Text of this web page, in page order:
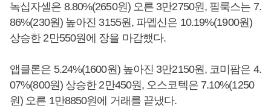
녹십자셀은 8.80%(2650원) 오른 3만2750원, 필룩스는 7.
86%(230원) 높아진 3155원, 파멥신은 10.19%(1900원)
상승한 2만550원에 장을 마감했다.
앱클론은 5.24%(1600원) 높아진 3만2150원, 코미팜은 4.
07%(800원) 상승한 2만450원, 오스코텍은 7.10%(1250
원) 오른 1만8850원에 거래를 끝냈다.